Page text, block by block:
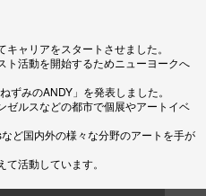
ャリアをスタートさせました。
ト活動を開始するためニューヨークへ
ずみのANDY」を発表しました。
ゼルスなどの都市で個展やアートイベ
ど国内外の様々な分野のアートを手が
活動しています。